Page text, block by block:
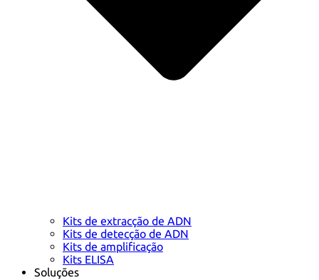
Kits de extracção de ADN
Kits de detecção de ADN
Kits de amplificação
Kits ELISA
Soluções